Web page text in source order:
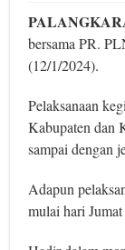
bersama PR.
(12/1/2024).
Pelaksanaan
Kabupaten dan
sampai dengan
Adapun
mulai hari